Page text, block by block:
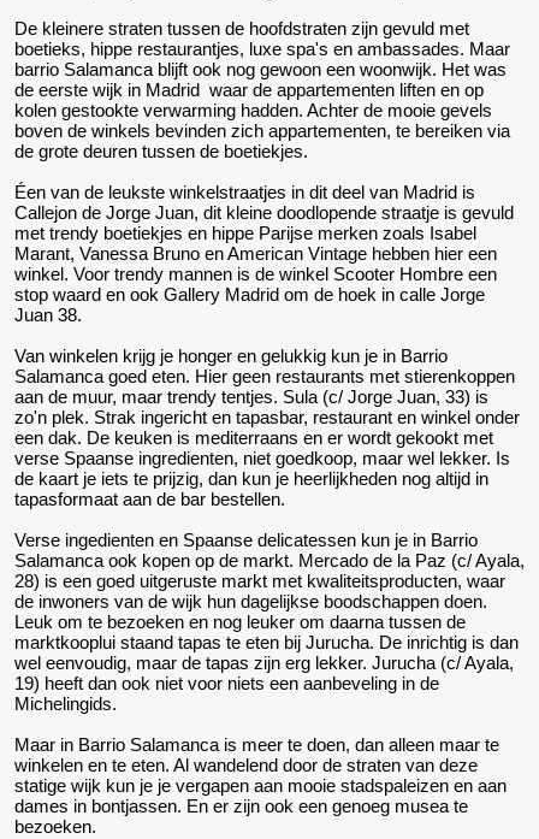
De kleinere straten tussen de hoofdstraten zijn gevuld met
boetieks, hippe restaurantjes, luxe spa's en ambassades. Maar
barrio Salamanca blijft ook nog gewoon een woonwijk. Het was
de eerste wijk in Madrid waar de appartementen liften en op
kolen gestookte verwarming hadden. Achter de mooie gevels
boven de winkels bevinden zich appartementen, te bereiken via
de grote deuren tussen de boetiekjes.
Éen van de leukste winkelstraatjes in dit deel van Madrid is
Callejon de Jorge Juan, dit kleine doodlopende straatje is gevuld
met trendy boetiekjes en hippe Parijse merken zoals Isabel
Marant, Vanessa Bruno en American Vintage hebben hier een
winkel. Voor trendy mannen is de winkel Scooter Hombre een
stop waard en ook Gallery Madrid om de hoek in calle Jorge
Juan 38.
Van winkelen krijg je honger en gelukkig kun je in Barrio
Salamanca goed eten. Hier geen restaurants met stierenkoppen
aan de muur, maar trendy tentjes. Sula (c/ Jorge Juan, 33) is
zo'n plek. Strak ingericht en tapasbar, restaurant en winkel onder
een dak. De keuken is mediterraans en er wordt gekookt met
verse Spaanse ingredienten, niet goedkoop, maar wel lekker. Is
de kaart je iets te prijzig, dan kun je heerlijkheden nog altijd in
tapasformaat aan de bar bestellen.
Verse ingedienten en Spaanse delicatessen kun je in Barrio
Salamanca ook kopen op de markt. Mercado de la Paz (c/ Ayala,
28) is een goed uitgeruste markt met kwaliteitsproducten, waar
de inwoners van de wijk hun dagelijkse boodschappen doen.
Leuk om te bezoeken en nog leuker om daarna tussen de
marktkooplui staand tapas te eten bij Jurucha. De inrichtig is dan
wel eenvoudig, maar de tapas zijn erg lekker. Jurucha (c/ Ayala,
19) heeft dan ook niet voor niets een aanbeveling in de
Michelingids.
Maar in Barrio Salamanca is meer te doen, dan alleen maar te
winkelen en te eten. Al wandelend door de straten van deze
statige wijk kun je je vergapen aan mooie stadspaleizen en aan
dames in bontjassen. En er zijn ook een genoeg musea te
bezoeken.